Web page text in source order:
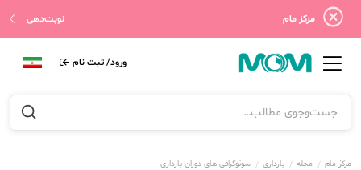
مرکز مام نوبت‌دهی
ورود/ ثبت نام
مرکز مام مجله بارداری سونوگرافی های دوران بارداری